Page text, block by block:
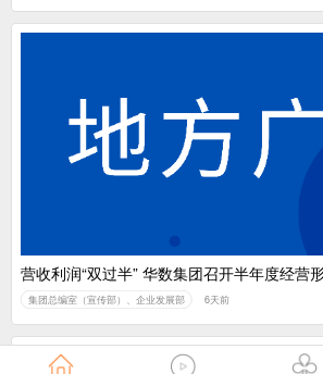
营收利润“双过半” 华数集团召开半年度经营
集团总编室（宣传部）、企业发展部 6天前